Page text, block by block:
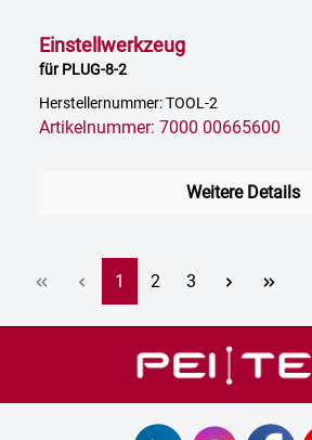
Einstellwerkzeug
für PLUG-8-2
Herstellernummer: TOOL-2
Artikelnummer: 7000 00665600
Weitere Details
Seite
1 Seite
2 Seite
3